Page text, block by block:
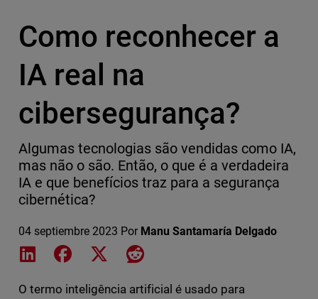
Como reconhecer a
IA real na
cibersegurança?
Algumas tecnologias são vendidas como IA,
mas não o são. Então, o que é a verdadeira
IA e que benefícios traz para a segurança
cibernética?
04 septiembre 2023 Por Manu Santamaría Delgado
Share on LinkedIn
Share on Facebook
Share on XShare on Reddit
O termo inteligência artificial é usado para